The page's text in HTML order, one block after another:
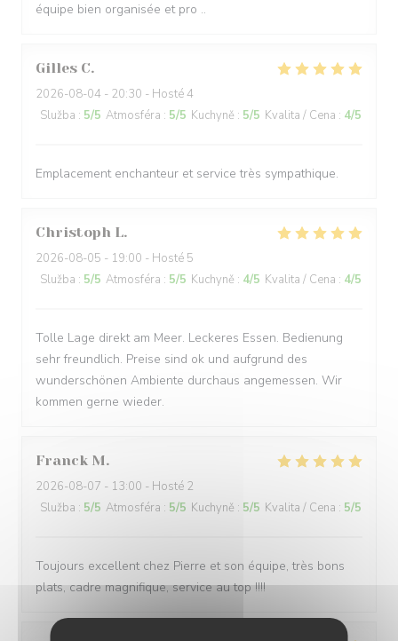
équipe bien organisée et pro ..
Gilles C
2026-08-04 - 20:30 - Hosté 4
Služba : 5/5 Atmosféra : 5/5 Kuchyně : 5/5 Kvalita / Cena : 4/5
Emplacement enchanteur et service très sympathique.
Christoph L
2026-08-05 - 19:00 - Hosté 5
Služba : 5/5 Atmosféra : 5/5 Kuchyně : 4/5 Kvalita / Cena : 4/5
Tolle Lage direkt am Meer. Leckeres Essen. Bedienung
sehr freundlich. Preise sind ok und aufgrund des
wunderschönen Ambiente durchaus angemessen. Wir
kommen gerne wieder.
Franck M
2026-08-07 - 13:00 - Hosté 2
Služba : 5/5 Atmosféra : 5/5 Kuchyně : 5/5 Kvalita / Cena : 5/5
Toujours excellent chez Pierre et son équipe, très bons
plats, cadre magnifique, service au top !!!!